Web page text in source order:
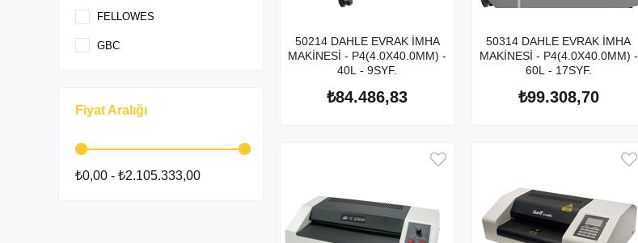
FELLOWES
GBC
Fiyat Aralığı
₺0,00 - ₺2.105.333,00
50214 DAHLE EVRAK İMHA
MAKİNESİ - P4(4.0X40.0MM) -
40L - 9SYF.
₺84.486,83
50314 DAHLE EVRAK İMHA
MAKİNESİ - P4(4.0X40.0MM) -
60L - 17SYF.
₺99.308,70